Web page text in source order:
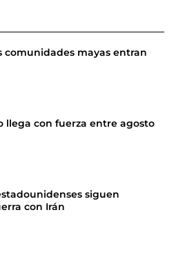
comunidades mayas entran
llega con fuerza entre agosto
siguen
con Irán